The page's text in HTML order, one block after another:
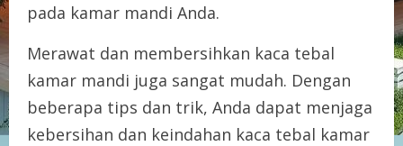
pada kamar mandi Anda.
Merawat dan membersihkan kaca tebal
kamar mandi juga sangat mudah. Dengan
beberapa tips dan trik, Anda dapat menjaga
kebersihan dan keindahan kaca tebal kamar